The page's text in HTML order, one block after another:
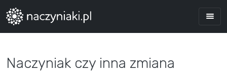
Naczyniak czy inna zmiana